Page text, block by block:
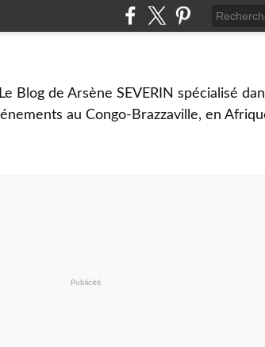
Blog de Arsène SEVERIN spécialisé
au Congo-Brazzaville, en
Publicité